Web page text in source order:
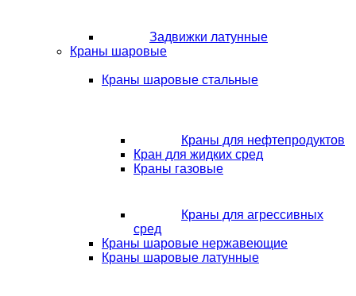
Задвижки латунные
Краны шаровые
Краны шаровые стальные
Краны для нефтепродуктов
Кран для жидких сред
Краны газовые
Краны для агрессивных
сред
Краны шаровые нержавеющие
Краны шаровые латунные